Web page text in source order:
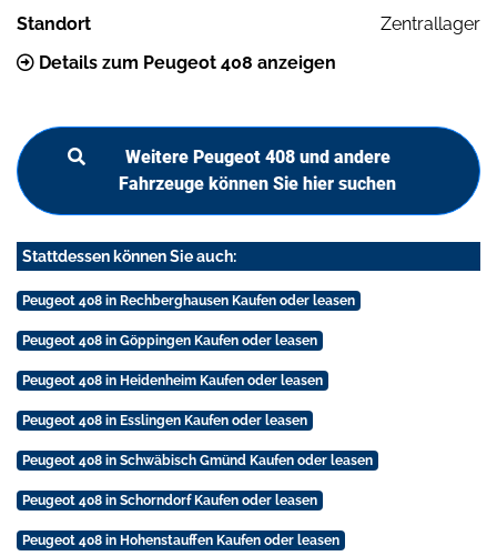
Standort
Zentrallager
Details zum Peugeot 408 anzeigen
Weitere Peugeot 408 und andere
Fahrzeuge können Sie hier suchen
Stattdessen können Sie auch:
Peugeot 408 in Rechberghausen Kaufen oder leasen
Peugeot 408 in Göppingen Kaufen oder leasen
Peugeot 408 in Heidenheim Kaufen oder leasen
Peugeot 408 in Esslingen Kaufen oder leasen
Peugeot 408 in Schwäbisch Gmünd Kaufen oder leasen
Peugeot 408 in Schorndorf Kaufen oder leasen
Peugeot 408 in Hohenstauffen Kaufen oder leasen